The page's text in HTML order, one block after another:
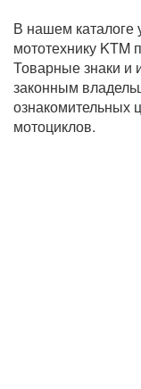
В нашем каталоге
мототехнику KTM
Товарные знаки и
законным
ознакомительных
мотоциклов.